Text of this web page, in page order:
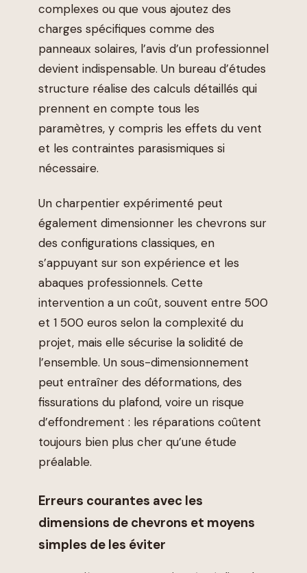
complexes ou que vous ajoutez des
charges spécifiques comme des
panneaux solaires, l’avis d’un professionnel
devient indispensable. Un bureau d’études
structure réalise des calculs détaillés qui
prennent en compte tous les
paramètres, y compris les effets du vent
et les contraintes parasismiques si
nécessaire.
Un charpentier expérimenté peut
également dimensionner les chevrons sur
des configurations classiques, en
s’appuyant sur son expérience et les
abaques professionnels. Cette
intervention a un coût, souvent entre 500
et 1 500 euros selon la complexité du
projet, mais elle sécurise la solidité de
l’ensemble. Un sous-dimensionnement
peut entraîner des déformations, des
fissurations du plafond, voire un risque
d’effondrement : les réparations coûtent
toujours bien plus cher qu’une étude
préalable.
Erreurs courantes avec les
dimensions de chevrons et moyens
simples de les éviter